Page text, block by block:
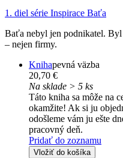
1. diel série Inspirace Baťa
Baťa nebyl jen podnikatel.
– nejen firmy.
Knihapevná väzba
20,70 €
Na sklade > 5 ks
Táto kniha sa môže na
okamžite! Ak si ju
odošleme vám ju ešte
pracovný deň.
Pridať do zoznamu
Vložiť do košíka